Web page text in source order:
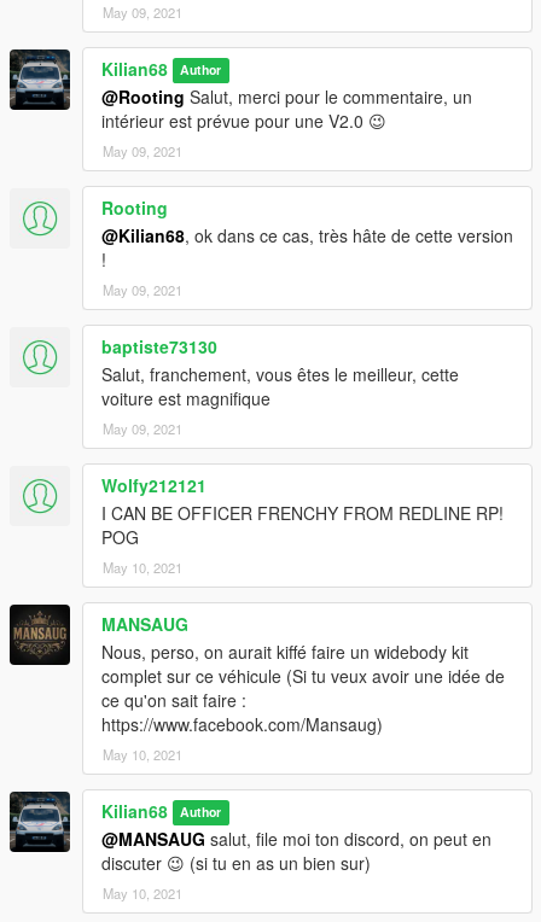
Modèle : Squir | Conversion : .Kilian
__________________________________________________
______
[EN]
Hi, this is the civilian Peugeot 308 2022.
How to install ?
Go to : GTA V \ mods \ update \ x64 \ dlcpacks
-> Drag the folder "30822" inside
Go to : GTA V \ mods \ update \ update.rpf \ common \ data \
dlclist.xml
-> Copy and paste this line "dlcpacks:/30822/".
__________________________________________________
______
EVERY REUPLOAD WILL BE PUNISH BY A REPORT OF THE
MOD !
__________________________________________________
FiveM use is allowed.
__________________________________________________
______
Features :
Functional mirrors
Doors that open
Breakable windows
Realistic model
Bugs :
Non-functional steering wheel
basic interior
May 09, 2021
Kilian68 Author
@Rooting Salut, merci pour le commentaire, un
intérieur est prévue pour une V2.0 😉
May 09, 2021
Rooting
@Kilian68, ok dans ce cas, très hâte de cette version
!
May 09, 2021
baptiste73130
Salut, franchement, vous êtes le meilleur, cette
voiture est magnifique
May 09, 2021
Wolfy212121
I CAN BE OFFICER FRENCHY FROM REDLINE RP!
POG
May 10, 2021
MANSAUG
Nous, perso, on aurait kiffé faire un widebody kit
complet sur ce véhicule (Si tu veux avoir une idée de
ce qu'on sait faire :
https://www.facebook.com/Mansaug)
May 10, 2021
Kilian68 Author
@MANSAUG salut, file moi ton discord, on peut en
discuter 😉 (si tu en as un bien sur)
May 10, 2021